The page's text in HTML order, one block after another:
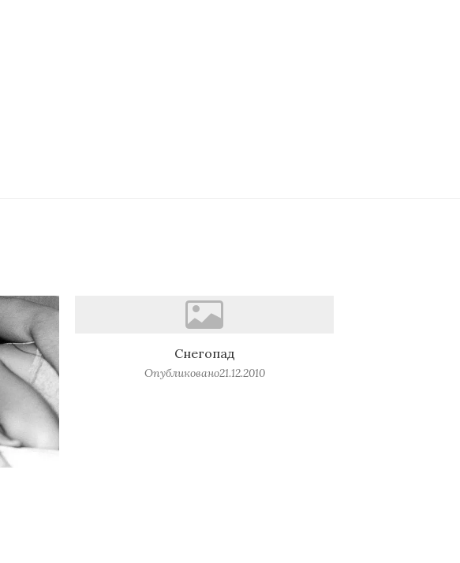
Снегопад
Опубликовано21.12.2010